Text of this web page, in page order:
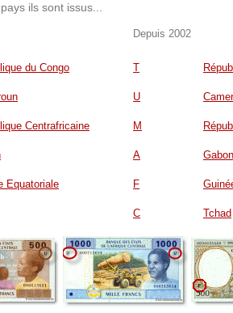
ils sont issus...
Depuis 2002
du Congo T
U
Centrafricaine M
A Gabon
Equatoriale F
C Tchad